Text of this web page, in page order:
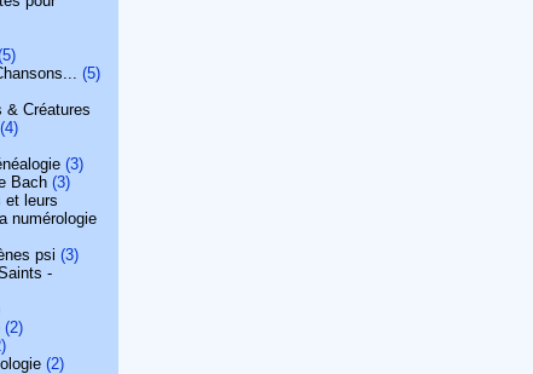
(5)
& Créatures
(4)
(3)
Bach (3)
et leurs
numérologie
psi (3)
-
(2)
(2)